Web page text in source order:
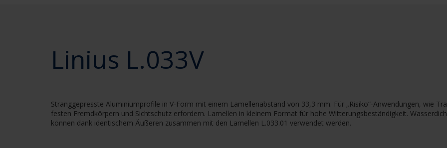
Linius L.033V
Stranggepresste Aluminiumprofile in V-Form mit einem Lamellenabstand von 33,3 mm. Für „Risiko“-Anwendungen, wie
festen Fremdkörpern und Sichtschutz erfordern. Lamellen in kleinem Format für hohe Witterungsbeständigkeit.
können dank identischem Äußeren zusammen mit den Lamellen L.033.01 verwendet werden.